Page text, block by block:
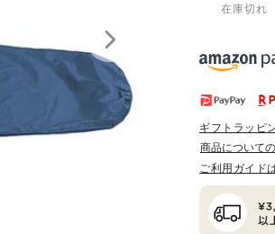
在庫切れ
ギフトラッピ
商品について
ご利用ガイド